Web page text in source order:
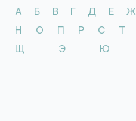
А Б В Г Д Е Ж
Н
О П Р С Т
Щ
Э Ю